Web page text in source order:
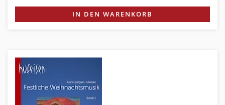
IN DEN WARENKORB